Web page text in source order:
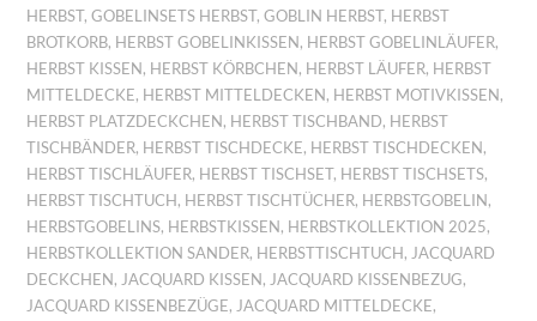
HERBST,GOBELINSETS HERBST,GOBLIN HERBST, HERBST
BROTKORB, HERBST GOBELINKISSEN, HERBST GOBELINLÄUFER,
HERBST KISSEN, HERBST KÖRBCHEN, HERBST LÄUFER, HERBST
MITTELDECKE, HERBST MITTELDECKEN, HERBST MOTIVKISSEN,
HERBST PLATZDECKCHEN, HERBST TISCHBAND, HERBST
TISCHBÄNDER, HERBST TISCHDECKE, HERBST TISCHDECKEN,
HERBST TISCHLÄUFER, HERBST TISCHSET, HERBST TISCHSETS,
HERBST TISCHTUCH, HERBST TISCHTÜCHER, HERBSTGOBELIN,
HERBSTGOBELINS, HERBSTKISSEN, HERBSTKOLLEKTION 2025,
HERBSTKOLLEKTION SANDER, HERBSTTISCHTUCH, JACQUARD
DECKCHEN, JACQUARD KISSEN, JACQUARD KISSENBEZUG,
JACQUARD KISSENBEZÜGE, JACQUARD MITTELDECKE,